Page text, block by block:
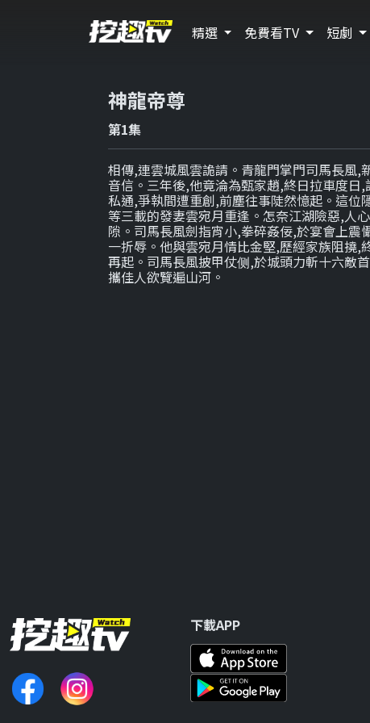
精選 免費看TV 短劇
神龍帝尊
第1集
相傳,連雲城風雲詭請。青龍門掌門司馬長風
音信。三年後,他竟淪為甄家趙,終日拉車度日
私通,爭執間遭重創,前塵往事陡然憶起。這位
等三載的發妻雲宛月重逢。怎奈江湖險惡,人
隙。司馬長風劍指宵小,拳碎姦佞,於宴會上
一折辱。他與雲宛月情比金堅,歷經家族阻撓
再起。司馬長風披甲仗侧,於城頭力斬十六敵
攜佳人欲覽遍山河。
下載APP